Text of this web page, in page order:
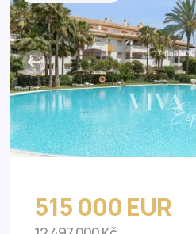
515 000 EUR